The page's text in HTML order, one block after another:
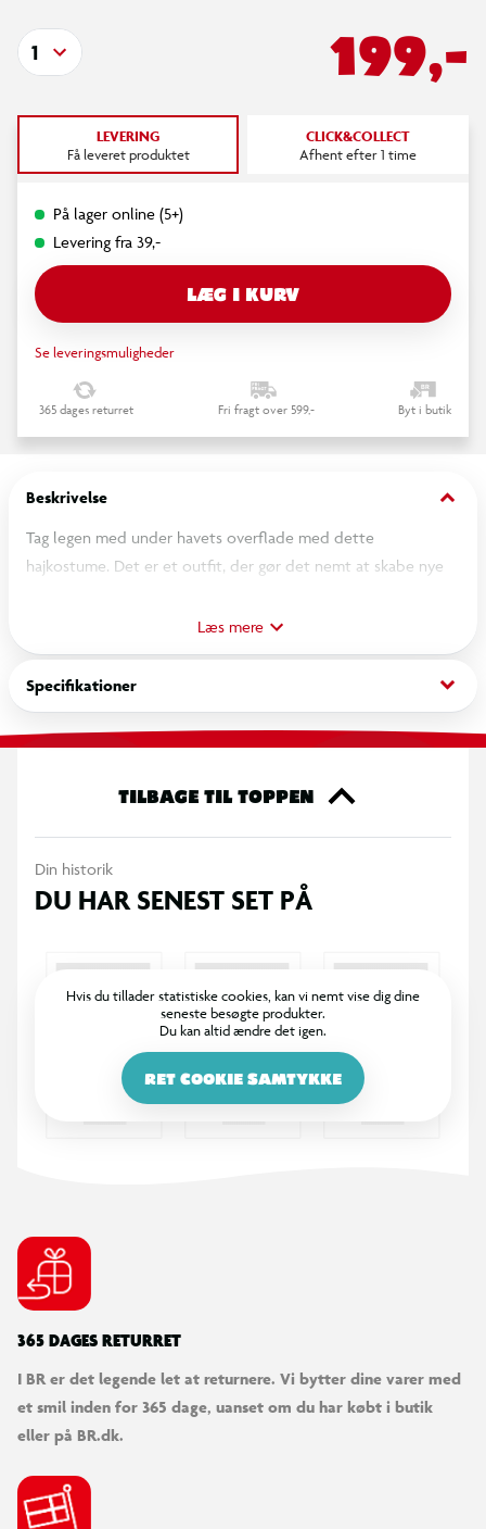
199,-
1
LEVERING
Få leveret produktet
CLICK&COLLECT
Afhent efter 1 time
På lager online (5+)
Levering fra 39,-
LÆG I KURV
Se leveringsmuligheder
365 dages returret Fri fragt over 599,- Byt i butik
Beskrivelse keyboard_arrow_down
Tag legen med under havets overflade med dette
hajkostume. Det er et outfit, der gør det nemt at skabe nye
udklædningsøjeblikke derhjemme. Samtidig er det let at
kombinere med andre accessories, hvis du vil bygge videre på
temaet.
Læs mere
Specifikationer keyboard_arrow_down
TILBAGE TIL TOPPEN
Din historik
DU HAR SENEST SET PÅ
Hvis du tillader statistiske cookies, kan vi nemt vise dig dine
seneste besøgte produkter.
Du kan altid ændre det igen.
RET COOKIE SAMTYKKE
365 DAGES RETURRET
I BR er det legende let at returnere. Vi bytter dine varer med
et smil inden for 365 dage, uanset om du har købt i butik
eller på BR.dk.